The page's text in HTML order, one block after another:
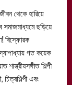
থেকে হারিয়ে
সমাজমাধ্যমে ছড়িয়ে
বিস্ফোরক
গত কয়েক
শিল্পী
এবং